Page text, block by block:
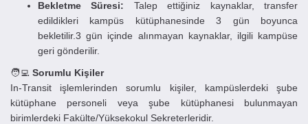
Bekletme Süresi:
Talep ettiğiniz kaynaklar, transfer
edildikleri kampüs kütüphanesinde3 gün boyunca
bekletilir.3 gün içinde alınmayan kaynaklar, ilgili kampüse
geri gönderilir.
🧑‍💻 Sorumlu Kişiler
In-Transit işlemlerinden sorumlu kişiler, kampüslerdeki şube
kütüphane personeli veya şube kütüphanesi bulunmayan
birimlerdeki Fakülte/Yüksekokul Sekreterleridir.